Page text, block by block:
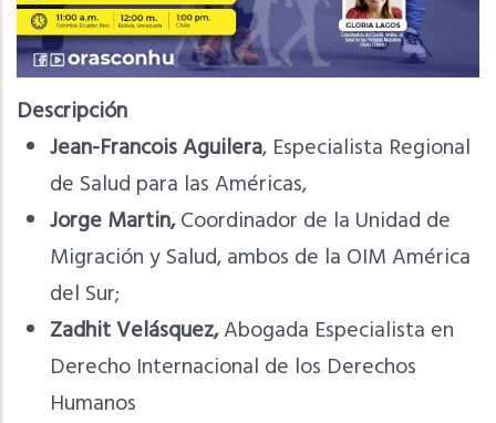
Descripción
Jean-Francois Aguilera, Especialista Regional
de Salud para las Américas,
Jorge Martin,Coordinador de la Unidad de
Migración y Salud, ambos de la OIM América
del Sur;
Zadhit Velásquez,Abogada Especialista en
Derecho Internacional de los Derechos
Humanos